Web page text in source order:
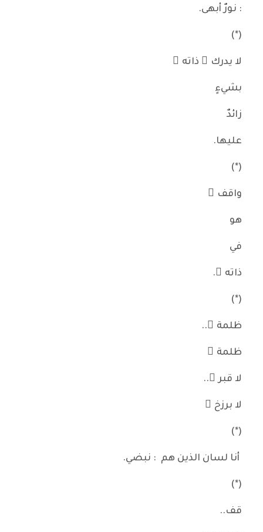
: نورٌ أبهى.
(*)
لا يدرك ُ ذاته ُ
بشيءٍ
زائدٌ
عليها.
(*)
واقف ٌ
هو
في
ذاته ِ.
(*)
ظلمة ٌ..
ظلمة ُ
لا قبر َ..
لا برزخ َ
(*)
أنا لسان الذين هم : نبضي.
(*)
قف..